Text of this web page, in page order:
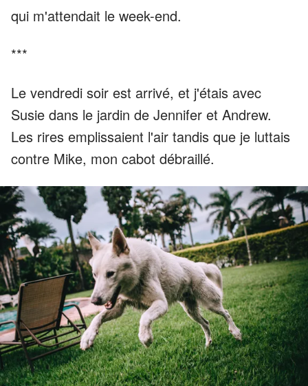
qui m'attendait le week-end.
***
Le vendredi soir est arrivé, et j'étais avec
Susie dans le jardin de Jennifer et Andrew.
Les rires emplissaient l'air tandis que je luttais
contre Mike, mon cabot débraillé.